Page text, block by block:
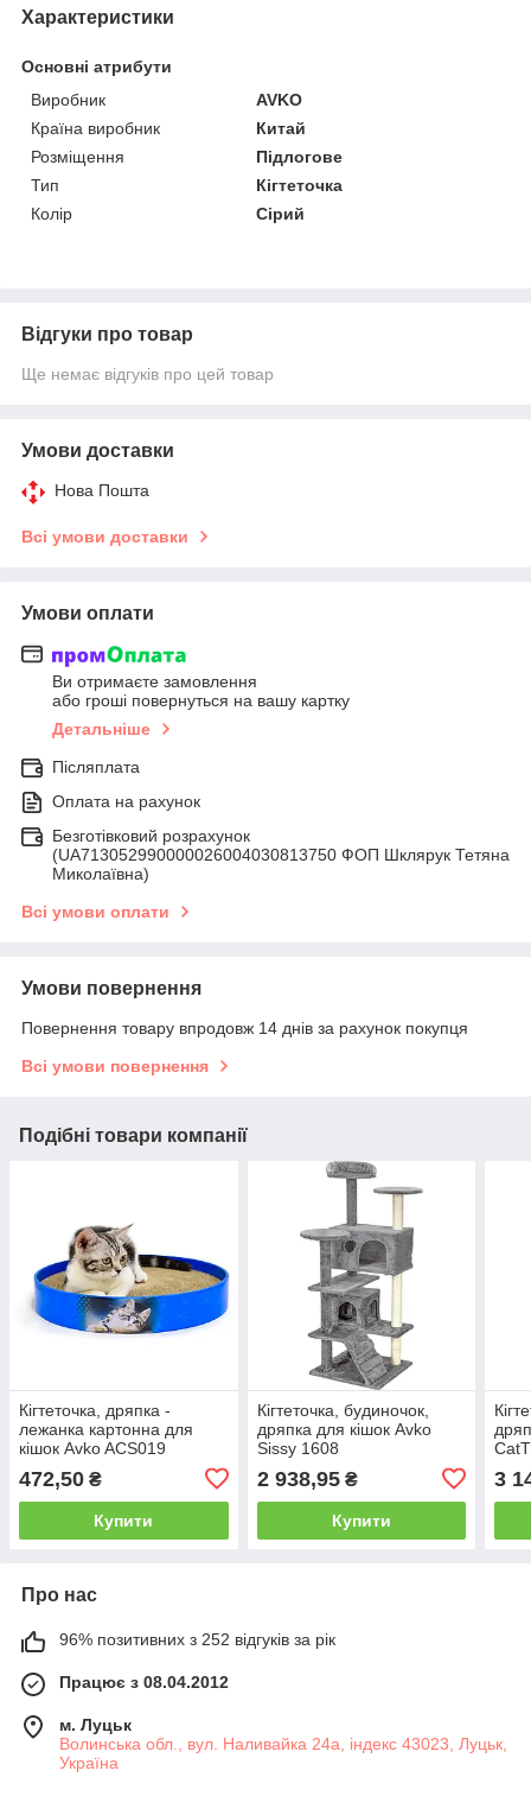
Характеристики
Основні атрибути
Виробник
AVKO
Країна виробник
Китай
Розміщення
Підлогове
Тип
Кігтеточка
Колір
Сірий
Відгуки про товар
Ще немає відгуків про цей товар
Умови доставки
Нова Пошта
Всі умови доставки
Умови оплати
Ви отримаєте замовлення
або гроші повернуться на вашу картку
Детальніше
Післяплата
Оплата на рахунок
Безготівковий розрахунок
(UA713052990000026004030813750 ФОП Шклярук Тетяна
Миколаївна)
Всі умови оплати
Умови повернення
Повернення товару впродовж 14 днів за рахунок покупця
Всі умови повернення
Подібні товари компанії
Кігтеточка, дряпка -
лежанка картонна для
кішок Avko ACS019
472,50 ₴
Купити
Кігтеточка, будиночок,
дряпка для кішок Avko
Sissy 1608
2 938,95₴
Купити
3
Про нас
96% позитивних з 252 відгуків за рік
Працює з 08.04.2012
м. Луцьк
Волинська обл., вул. Наливайка 24а, індекс 43023, Луцьк,
Україна